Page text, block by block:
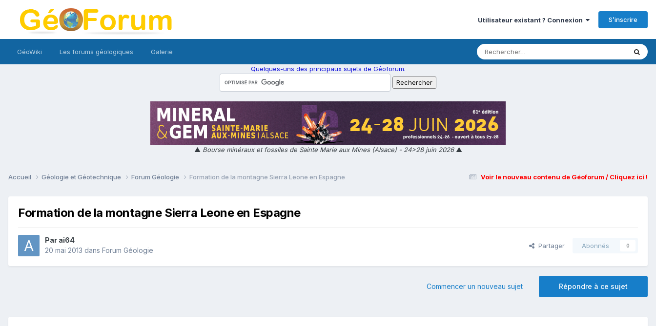
Utilisateur existant ? Connexion S’inscrire
GéoWiki Les forums géologiques Galerie
Quelques-uns des principaux sujets de Géoforum.
▲ Bourse minéraux et fossiles de Sainte Marie aux Mines (Alsace) - 24>28 juin 2026▲
Voir le nouveau contenu de Géoforum / Cliquez ici !
Accueil Géologie et Géotechnique Forum Géologie Formation de la montagne Sierra Leone en Espagne
Formation de la montagne Sierra Leone en Espagne
Par ai64
20 mai 2013 dans Forum Géologie
Partager Abonnés 0
Répondre à ce sujet
Commencer un nouveau sujet